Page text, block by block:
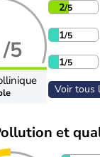
/5
2/5
1/5
1/5
Voir tous
et